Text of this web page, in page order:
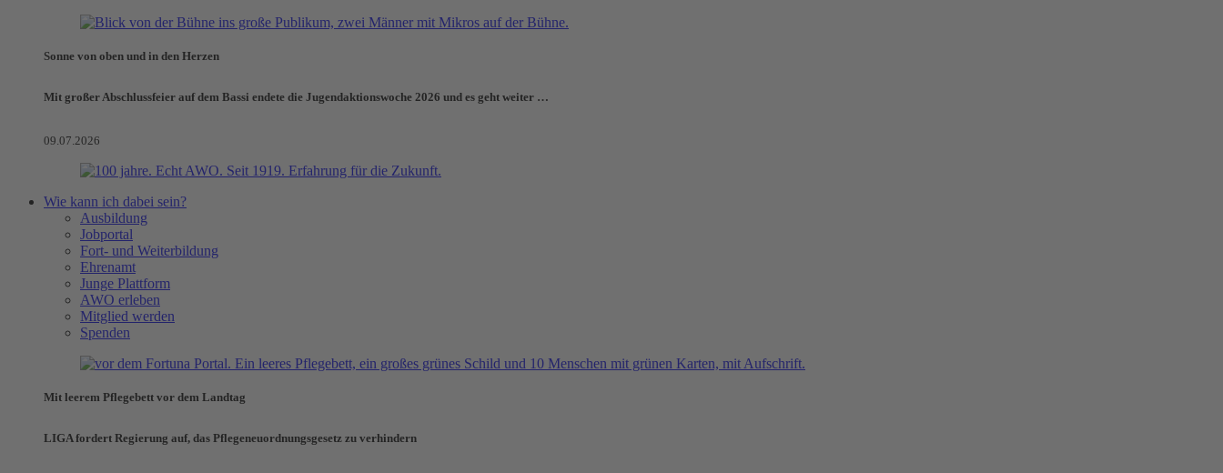
Sonne von oben und in den Herzen
Mit großer Abschlussfeier auf dem Bassi endete die Jugendaktionswoche 2026 und es geht weiter …
09.07.2026
Wie kann ich dabei sein?
Ausbildung
Jobportal
Fort- und Weiterbildung
Ehrenamt
Junge Plattform
AWO erleben
Mitglied werden
Spenden
Mit leerem Pflegebett vor dem Landtag
LIGA fordert Regierung auf, das Pflegeneuordnungsgesetz zu verhindern